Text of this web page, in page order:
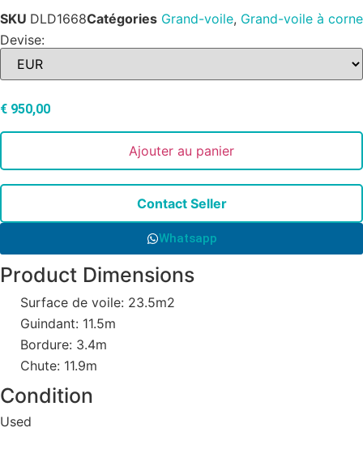
SKU DLD1668Catégories Grand-voile, Grand-voile à corne
Devise:
€ 950,00
Ajouter au panier
Contact Seller
Whatsapp
Product Dimensions
Surface de voile: 23.5m2
Guindant: 11.5m
Bordure: 3.4m
Chute: 11.9m
Condition
Used